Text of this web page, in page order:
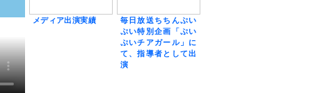
メディア出演実績
毎日放送ちちんぷい
ぷい特別企画「ぷい
ぷいチアガール」に
て、指導者として出
演